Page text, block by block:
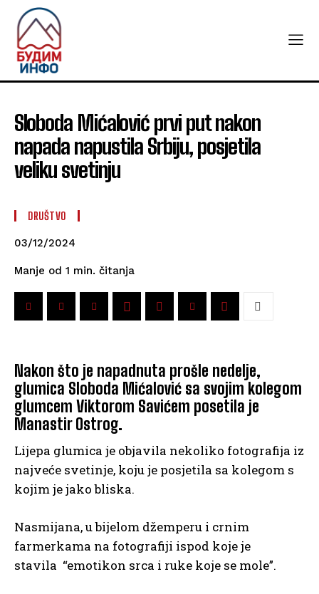
Sloboda Mićalović prvi put nakon
napada napustila Srbiju, posjetila
veliku svetinju
DRUŠTVO
03/12/2024
Manje od 1 min. čitanja
Nakon što je napadnuta prošle nedelje,
glumica Sloboda Mićalović sa svojim kolegom
glumcem Viktorom Savićem posetila je
Manastir Ostrog.
Lijepa glumica je objavila nekoliko fotografija iz
najveće svetinje, koju je posjetila sa kolegom s
kojim je jako bliska.
Nasmijana, u bijelom džemperu i crnim
farmerkama na fotografiji ispod koje je
stavila “emotikon srca i ruke koje se mole”.